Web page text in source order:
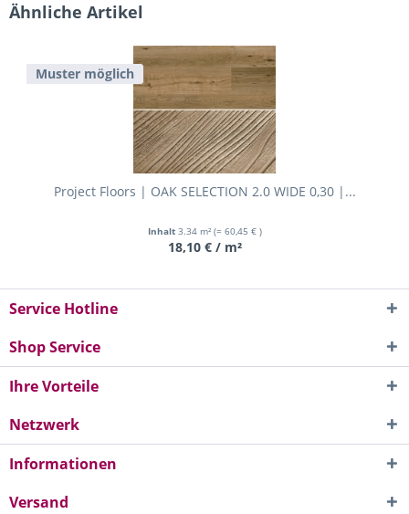
Ähnliche Artikel
Muster möglich
Project Floors | OAK SELECTION 2.0 WIDE 0,30 |...
Inhalt 3.34 m² (= 60,45 € )
18,10 € / m²
Service Hotline
Shop Service
Ihre Vorteile
Netzwerk
Informationen
Versand